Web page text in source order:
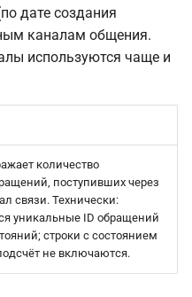
дате создания
каналам общения.
используются чаще и
количество
поступивших через
связи. Технически:
уникальные ID обращений
строки с состоянием
не включаются.